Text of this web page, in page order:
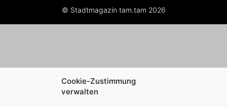
Cookie-Zustimmung
verwalten
© Stadtmagazin tam.tam 2026